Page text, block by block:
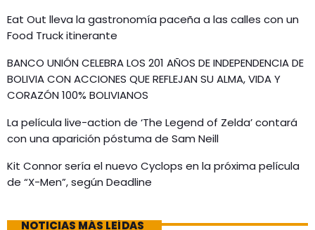
Eat Out lleva la gastronomía paceña a las calles con un
Food Truck itinerante
BANCO UNIÓN CELEBRA LOS 201 AÑOS DE INDEPENDENCIA DE
BOLIVIA CON ACCIONES QUE REFLEJAN SU ALMA, VIDA Y
CORAZÓN 100% BOLIVIANOS
La película live-action de ‘The Legend of Zelda’ contará
con una aparición póstuma de Sam Neill
Kit Connor sería el nuevo Cyclops en la próxima película
de “X-Men”, según Deadline
NOTICIAS MÁS LEÍDAS